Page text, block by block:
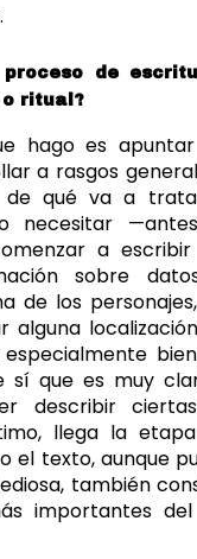
de
ritual?
hago es
a rasgos
qué va a
necesitar —
a
sobre
de los
alguna
sí que es muy
describir
el texto, aunque
también
importantes